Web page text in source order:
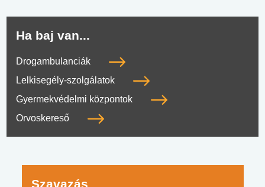
Ha baj van...
Drogambulanciák
Lelkisegély-szolgálatok
Gyermekvédelmi központok
Orvoskereső
Szavazás